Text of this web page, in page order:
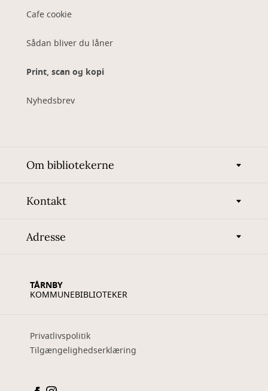
Cafe cookie
Sådan bliver du låner
Print, scan og kopi
Nyhedsbrev
Om bibliotekerne
Kontakt
Adresse
TÅRNBY
KOMMUNEBIBLIOTEKER
Privatlivspolitik
Tilgængelighedserklæring